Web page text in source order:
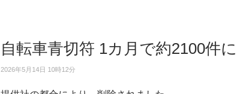
自転車青切符 1カ月で約2100件に
2026年5月14日 10時12分